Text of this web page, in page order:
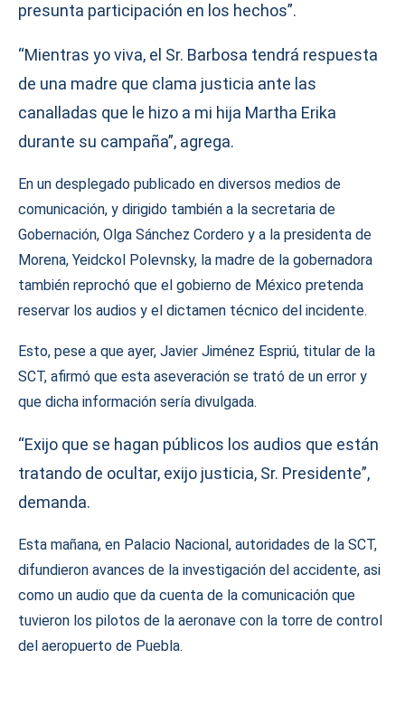
presunta participación en los hechos”.
“Mientras yo viva, el Sr. Barbosa tendrá respuesta
de una madre que clama justicia ante las
canalladas que le hizo a mi hija Martha Erika
durante su campaña”, agrega.
En un desplegado publicado en diversos medios de
comunicación, y dirigido también a la secretaria de
Gobernación, Olga Sánchez Cordero y a la presidenta de
Morena, Yeidckol Polevnsky, la madre de la gobernadora
también reprochó que el gobierno de México pretenda
reservar los audios y el dictamen técnico del incidente.
Esto, pese a que ayer, Javier Jiménez Espriú, titular de la
SCT, afirmó que esta aseveración se trató de un error y
que dicha información sería divulgada.
“Exijo que se hagan públicos los audios que están
tratando de ocultar, exijo justicia, Sr. Presidente”,
demanda.
Esta mañana, en Palacio Nacional, autoridades de la SCT,
difundieron avances de la investigación del accidente, asi
como un audio que da cuenta de la comunicación que
tuvieron los pilotos de la aeronave con la torre de control
del aeropuerto de Puebla.